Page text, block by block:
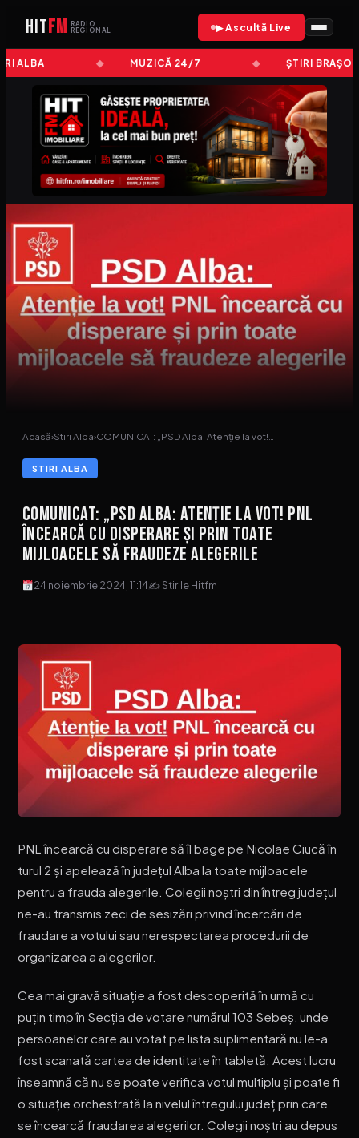
HITFM
RADIO
REGIONAL
▶ Ascultă Live
ALBA MUZICĂ 24/7 ȘTIRI BRAȘOV
Acasă›Stiri Alba›COMUNICAT: „PSD Alba: Atenție la vot!…
STIRI ALBA
COMUNICAT: „PSD Alba: Atenție la vot! PNL
încearcă cu disperare și prin toate
mijloacele să fraudeze alegerile
24 noiembrie 2024, 11:14✍ Stirile Hitfm
PNL încearcă cu disperare să îl bage pe Nicolae Ciucă în
turul 2 și apelează în județul Alba la toate mijloacele
pentru a frauda alegerile. Colegii noștri din întreg județul
ne-au transmis zeci de sesizări privind încercări de
fraudare a votului sau nerespectarea procedurii de
organizarea a alegerilor.
Cea mai gravă situație a fost descoperită în urmă cu
puțin timp în Secția de votare numărul 103 Sebeș, unde
persoanelor care au votat pe lista suplimentară nu le-a
fost scanată cartea de identitate în tabletă. Acest lucru
înseamnă că nu se poate verifica votul multiplu și poate fi
o situație orchestrată la nivelul întregului județ prin care
se încearcă fraudarea alegerilor. Colegii noștri au depus